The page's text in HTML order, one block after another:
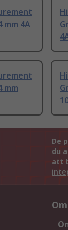
mm 4A
mm
De
du
att